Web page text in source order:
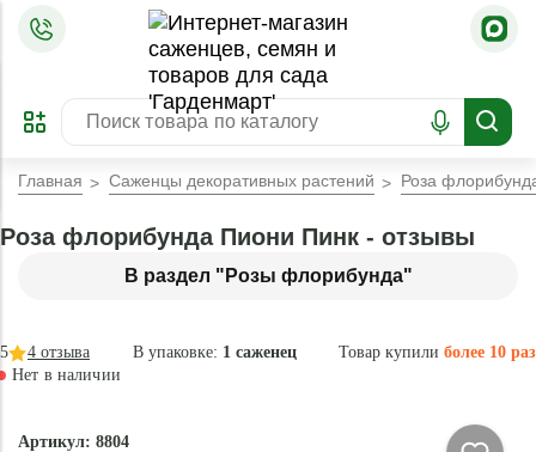
ПРЕДЗАКАЗ
ЗАБРОНИРОВАТЬ
ЛУЧШЕЕ
Главная Саженцы декоративных растений Роза
В раздел "Розы флорибунда"
Роза флорибунда Пиони Пинк - отзывы
В упаковке: 1 саженец Товар купили более 10 раз
5 4 отзыва
Нет в наличии
Артикул: 8804